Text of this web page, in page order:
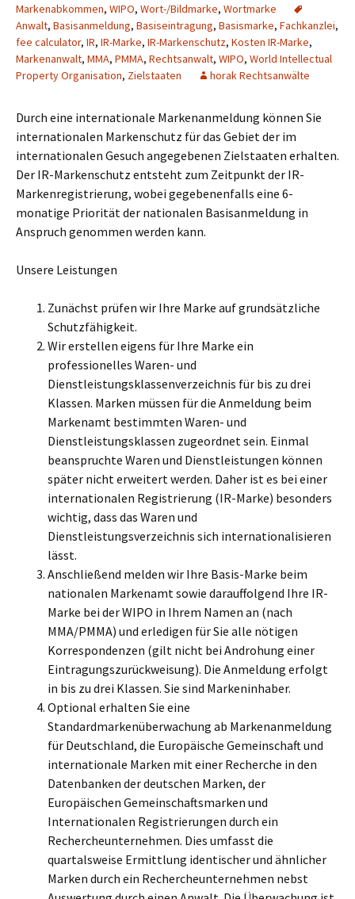
Markenabkommen, WIPO, Wort-/Bildmarke, Wortmarke
Anwalt, Basisanmeldung, Basiseintragung, Basismarke, Fachkanzlei,
fee calculator, IR, IR-Marke, IR-Markenschutz, Kosten IR-Marke,
Markenanwalt, MMA, PMMA, Rechtsanwalt, WIPO, World Intellectual
Property Organisation, Zielstaaten horak Rechtsanwälte
Durch eine internationale Markenanmeldung können Sie
internationalen Markenschutz für das Gebiet der im
internationalen Gesuch angegebenen Zielstaaten erhalten.
Der IR-Markenschutz entsteht zum Zeitpunkt der IR-
Markenregistrierung, wobei gegebenenfalls eine 6-
monatige Priorität der nationalen Basisanmeldung in
Anspruch genommen werden kann.
Unsere Leistungen
Zunächst prüfen wir Ihre Marke auf grundsätzliche
Schutzfähigkeit.
Wir erstellen eigens für Ihre Marke ein
professionelles Waren- und
Dienstleistungsklassenverzeichnis für bis zu drei
Klassen. Marken müssen für die Anmeldung beim
Markenamt bestimmten Waren- und
Dienstleistungsklassen zugeordnet sein. Einmal
beanspruchte Waren und Dienstleistungen können
später nicht erweitert werden. Daher ist es bei einer
internationalen Registrierung (IR-Marke) besonders
wichtig, dass das Waren und
Dienstleistungsverzeichnis sich internationalisieren
lässt.
Anschließend melden wir Ihre Basis-Marke beim
nationalen Markenamt sowie darauffolgend Ihre IR-
Marke bei der WIPO in Ihrem Namen an (nach
MMA/PMMA) und erledigen für Sie alle nötigen
Korrespondenzen (gilt nicht bei Androhung einer
Eintragungszurückweisung). Die Anmeldung erfolgt
in bis zu drei Klassen. Sie sind Markeninhaber.
Optional erhalten Sie eine
Standardmarkenüberwachung ab Markenanmeldung
für Deutschland, die Europäische Gemeinschaft und
internationale Marken mit einer Recherche in den
Datenbanken der deutschen Marken, der
Europäischen Gemeinschaftsmarken und
Internationalen Registrierungen durch ein
Rechercheunternehmen. Dies umfasst die
quartalsweise Ermittlung identischer und ähnlicher
Marken durch ein Rechercheunternehmen nebst